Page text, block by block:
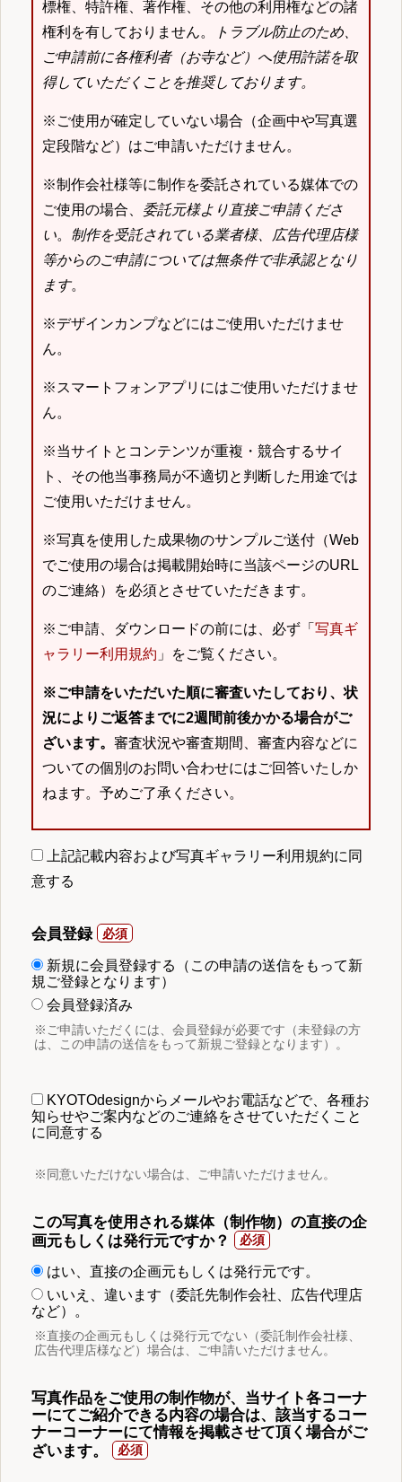
標権、特許権、著作権、その他の利用権などの諸
権利を有しておりません。
トラブル防止のため、
ご申請前に各権利者（お寺など）へ使用許諾を取
得していただくことを推奨しております。
※ご使用が確定していない場合（企画中や写真選
定段階など）はご申請いただけません。
※制作会社様等に制作を委託されている媒体での
ご使用の場合、 委託元様より直接ご申請くださ
い。 制作を受託されている業者様、広告代理店様
等からのご申請については無条件で非承認となり
ます。
※デザインカンプなどにはご使用いただけませ
ん。
※スマートフォンアプリにはご使用いただけませ
ん。
※当サイトとコンテンツが重複・競合するサイ
ト、その他当事務局が不適切と判断した用途では
ご使用いただけません。
※写真を使用した成果物のサンプルご送付（Web
でご使用の場合は掲載開始時に当該ページのURL
のご連絡）を必須とさせていただきます。
※ご申請、ダウンロードの前には、必ず「 写真ギ
ャラリー利用規約 」をご覧ください。
※ご申請をいただいた順に審査いたしており、状
況によりご返答までに2週間前後かかる場合がご
ざいます。 審査状況や審査期間、審査内容などに
ついての個別のお問い合わせにはご回答いたしか
ねます。予めご了承ください。
上記記載内容および写真ギャラリー利用規約に同
意する
会員登録
新規に会員登録する（この申請の送信をもって新
規ご登録となります）
会員登録済み
※ご申請いただくには、会員登録が必要です（未登録の方
は、この申請の送信をもって新規ご登録となります）。
KYOTOdesignからメールやお電話などで、各種お
知らせやご案内などのご連絡をさせていただくこと
に同意する
※同意いただけない場合は、ご申請いただけません。
この写真を使用される媒体（制作物）の直接の企
画元もしくは発行元ですか？
はい、直接の企画元もしくは発行元です。
いいえ、違います（委託先制作会社、広告代理店
など）。
※直接の企画元もしくは発行元でない（委託制作会社様、
広告代理店様など）場合は、ご申請いただけません。
写真作品をご使用の制作物が、当サイト各コーナ
ーにてご紹介できる内容の場合は、該当するコー
ナーコーナーにて情報を掲載させて頂く場合がご
ざいます。